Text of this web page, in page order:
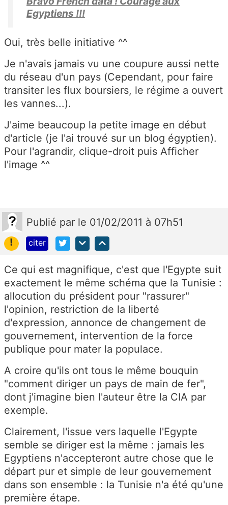
Egyptiens !!!
Oui, très belle initiative ^^
Je n'avais jamais vu une coupure aussi nette
du réseau d'un pays (Cependant, pour faire
transiter les flux boursiers, le régime a ouvert
les vannes...).
J'aime beaucoup la petite image en début
d'article (je l'ai trouvé sur un blog égyptien).
Pour l'agrandir, clique-droit puis Afficher
l'image ^^
Publié par le 01/02/2011 à 07h51
!
citer
Ce qui est magnifique, c'est que l'Egypte suit
exactement le même schéma que la Tunisie :
allocution du président pour "rassurer"
l'opinion, restriction de la liberté
d'expression, annonce de changement de
gouvernement, intervention de la force
publique pour mater la populace.
A croire qu'ils ont tous le même bouquin
"comment diriger un pays de main de fer",
dont j'imagine bien l'auteur être la CIA par
exemple.
Clairement, l'issue vers laquelle l'Egypte
semble se diriger est la même : jamais les
Egyptiens n'accepteront autre chose que le
départ pur et simple de leur gouvernement
dans son ensemble : la Tunisie n'a été qu'une
première étape.